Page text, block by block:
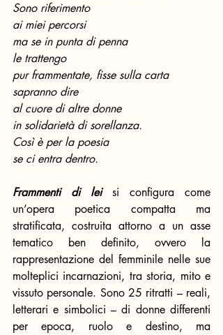
Sono riferimento
ai miei percorsi
ma se in punta di penna
le trattengo
pur frammentate, fisse sulla carta
sapranno dire
al cuore di altre donne
in solidarietà di sorellanza.
Così è per la poesia
se ci entra dentro.
Frammenti di lei si configura come
un’opera poetica compatta ma
stratificata, costruita attorno a un asse
tematico ben definito, ovvero la
rappresentazione del femminile nelle sue
molteplici incarnazioni, tra storia, mito e
vissuto personale. Sono 25 ritratti – reali,
letterari e simbolici – di donne differenti
per epoca, ruolo e destino, ma